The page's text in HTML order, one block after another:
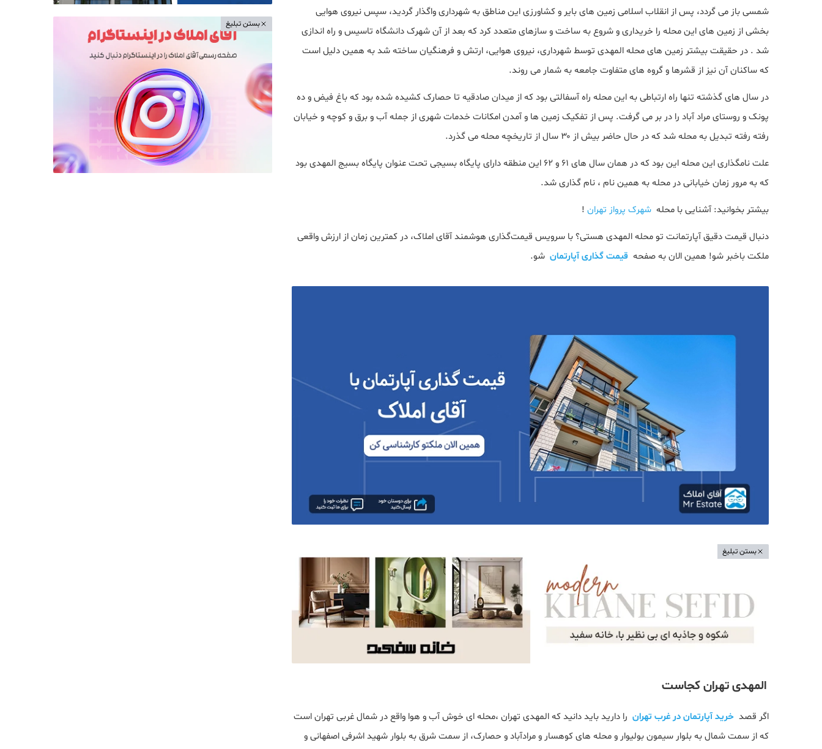
شمسی باز می گردد، پس از انقلاب اسلامی زمین های بایر و کشاورزی این مناطق به شهرداری واگذار گردید، سپس نیروی هوایی
بخشی از زمین های این محله را خریداری و شروع به ساخت و سازهای متعدد کرد که بعد از آن شهرک دانشگاه تاسیس و راه اندازی
شد . در حقیقت بیشتر زمین های محله المهدی توسط شهرداری، نیروی هوایی، ارتش و فرهنگیان ساخته شد به همین دلیل است
که ساکنان آن نیز از قشرها و گروه های متفاوت جامعه به شمار می روند.
در سال های گذشته تنها راه ارتباطی به این محله راه آسفالتی بود که از میدان صادقیه تا حصارک کشیده شده بود که باغ فیض و ده
پونک و روستای مراد آباد را در بر می گرفت. پس از تفکیک زمین ها و آمدن امکانات خدمات شهری از جمله آب و برق و کوچه و خیابان
رفته رفته تبدیل به محله شد که در حال حاضر بیش از ۳۰ سال از تاریخچه محله می گذرد.
علت نامگذاری این محله این بود که در همان سال های ۶۱ و ۶۲ این منطقه دارای پایگاه بسیجی تحت عنوان پایگاه بسیج المهدی بود
که به مرور زمان خیابانی در محله به همین نام ، نام گذاری شد.
بیشتر بخوانید: آشنایی با محله شهرک پرواز تهران !
دنبال قیمت دقیق آپارتمانت تو محله المهدی هستی؟ با سرویس قیمت‌گذاری هوشمند آقای املاک، در کمترین زمان از ارزش واقعی
ملکت باخبر شو! همین الان به صفحه قیمت گذاری آپارتمان شو.
بستن تبلیغ
المهدی تهران کجاست
اگر قصد خرید آپارتمان در غرب تهران را دارید باید دانید که المهدی تهران ،محله ای خوش آب و هوا واقع در شمال غربی تهران است
که از سمت شمال به بلوار سیمون بولیوار و محله های کوهسار و مرادآباد و حصارک، از سمت شرق به بلوار شهید اشرفی اصفهانی و
بستن تبلیغ